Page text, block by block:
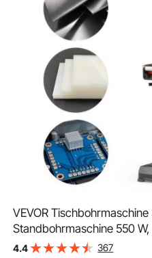
VEVOR
Standbohrmaschine 550
Drehzahlregelung
4.4 367